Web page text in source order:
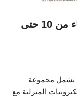
عروض نستو هايبر ماركت البطحاء من 10 حتى
تشمل مجموعة
المنزلية مع